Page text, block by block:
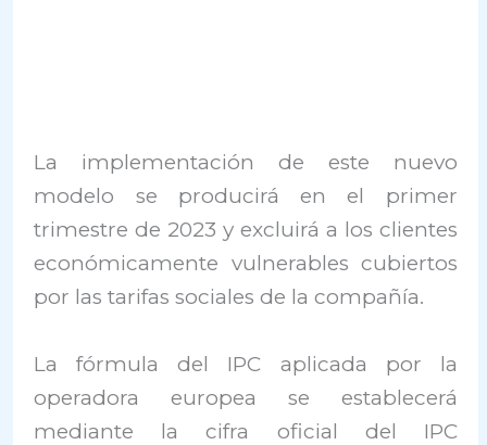
La implementación de este nuevo
modelo se producirá en el primer
trimestre de 2023 y excluirá a los clientes
económicamente vulnerables cubiertos
por las tarifas sociales de la compañía.
La fórmula del IPC aplicada por la
operadora europea se establecerá
mediante la cifra oficial del IPC